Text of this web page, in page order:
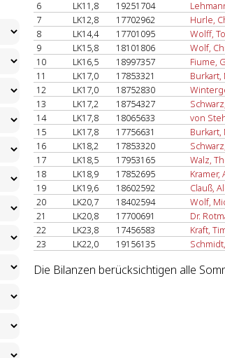
6
LK11,8 19251704
7
LK12,8 17702962 Hurle,
8
LK14,4 17701095 Wolff,
9
LK15,8 18101806 Wolf,
10
LK16,5 18997357 Fiume,
11
LK17,0 17853321 Burkart,
12
LK17,0 18752830
13
LK17,2 18754327
14
LK17,8 18065633 von
15
LK17,8 17756631 Burkart,
16
LK18,2 17853320
17
LK18,5 17953165 Walz,
18
LK18,9 17852695 Kramer,
19
LK19,6 18602592 Clauß,
20
LK20,7 18402594 Wolf,
21
LK20,8 17700691 Dr.
22
LK23,8 17456583 Kraft,
23
LK22,0 19156135
Die Bilanzen berücksichtigen alle